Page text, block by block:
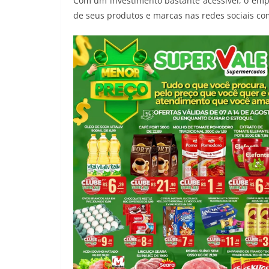
de seus produtos e marcas nas redes sociais